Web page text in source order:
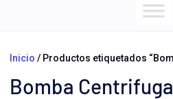
Inicio / Productos etiquetados
Bomba